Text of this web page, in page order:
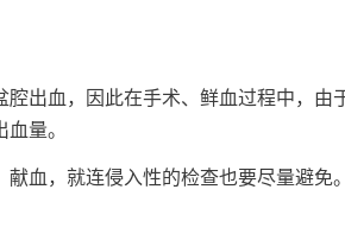
血，因此在手术、鲜血过程中，由
量。
，就连侵入性的检查也要尽量避免。